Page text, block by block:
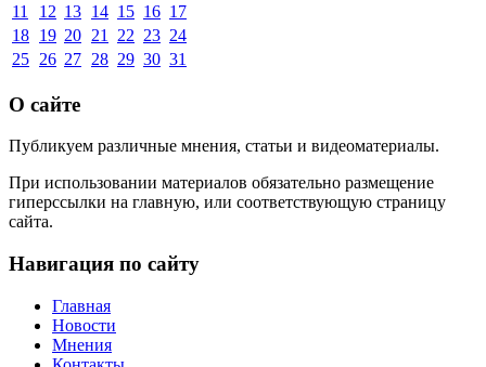
11
12 13 14 15 16 17
18 19 20 21 22 23 24
25 26 27 28 29 30 31
О сайте
Публикуем различные мнения, статьи и видеоматериалы.
При использовании материалов обязательно размещение
гиперссылки на главную, или соответствующую страницу
сайта.
Навигация по сайту
Главная
Новости
Мнения